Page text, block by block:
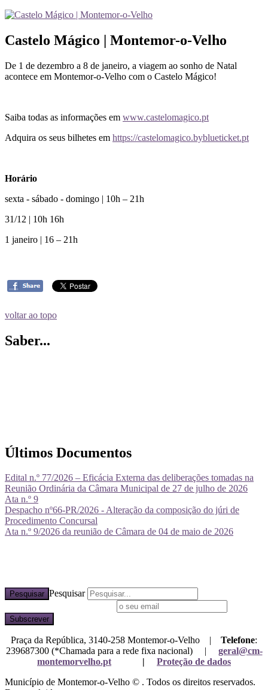
Castelo Mágico | Montemor-o-Velho
De 1 de dezembro a 8 de janeiro, a viagem ao sonho de Natal
acontece em Montemor-o-Velho com o Castelo Mágico!
Saiba todas as informações em www.castelomagico.pt
Adquira os seus bilhetes em https://castelomagico.byblueticket.pt
Horário
sexta - sábado - domingo | 10h – 21h
31/12 | 10h 16h
1 janeiro | 16 – 21h
voltar ao topo
Saber...
Últimos Documentos
Edital n.º 77/2026 – Eficácia Externa das deliberações tomadas na
Reunião Ordinária da Câmara Municipal de 27 de julho de 2026
Ata n.º 9
Despacho nº66-PR/2026 - Alteração da composição do júri de
Procedimento Concursal
Ata n.º 9/2026 da reunião de Câmara de 04 de maio de 2026
Pesquisar Pesquisar
Praça da República, 3140-258 Montemor-o-Velho | Telefone:
239687300 (*Chamada para a rede fixa nacional) | geral@cm-
montemorvelho.pt
| Proteção de dados
Município de Montemor-o-Velho © . Todos os direitos reservados.